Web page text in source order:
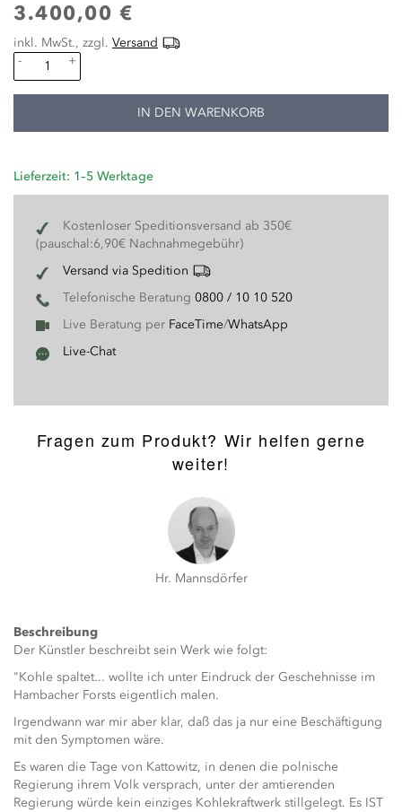
3.400,00 €
inkl. MwSt., zzgl. Versand
-
+
IN DEN WARENKORB
Lieferzeit: 1–5 Werktage
Kostenloser Speditionsversand ab 350€
(pauschal:6,90€ Nachnahmegebühr)
Versand via Spedition
Telefonische Beratung 0800 / 10 10 520
Live Beratung per FaceTime/WhatsApp
Live-Chat
Fragen zum Produkt? Wir helfen gerne
weiter!
Hr. Mannsdörfer
Beschreibung
Der Künstler beschreibt sein Werk wie folgt:
"Kohle spaltet... wollte ich unter Eindruck der Geschehnisse im
Hambacher Forsts eigentlich malen.
Irgendwann war mir aber klar, daß das ja nur eine Beschäftigung
mit den Symptomen wäre.
Es waren die Tage von Kattowitz, in denen die polnische
Regierung ihrem Volk versprach, unter der amtierenden
Regierung würde kein einziges Kohlekraftwerk stillgelegt. Es IST